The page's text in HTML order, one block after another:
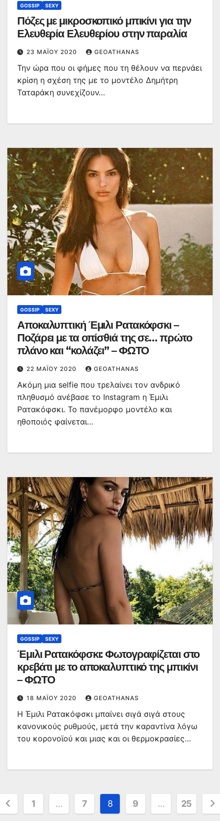
GOSSIP SEXY
Πόζες με μικροσκοπικό μπικίνι για την
Ελευθερία Ελευθερίου στην παραλία
23 ΜΑΪ́ΟΥ 2020 GEOATHANAS
Την ώρα που οι φήμες που τη θέλουν να περνάει
κρίση η σχέση της με το μοντέλο Δημήτρη
Ταταράκη συνεχίζουν…
GOSSIP SEXY
Αποκαλυπτική Έμιλι Ρατακόφσκι –
Ποζάρει με τα οπίσθιά της σε… πρώτο
πλάνο και “κολάζει” – ΦΩΤΟ
22 ΜΑΪ́ΟΥ 2020 GEOATHANAS
Ακόμη μια selfie που τρελαίνει τον ανδρικό
πληθυσμό ανέβασε το Instagram η Έμιλι
Ρατακόφσκι. Το πανέμορφο μοντέλο και
ηθοποιός φαίνεται…
GOSSIP SEXY
Έμιλι Ρατακόφσκι: Φωτογραφίζεται στο
κρεβάτι με το αποκαλυπτικό της μπικίνι
– ΦΩΤΟ
18 ΜΑΪ́ΟΥ 2020 GEOATHANAS
Η Έμιλι Ρατακόφσκι μπαίνει σιγά σιγά στους
κανονικούς ρυθμούς, μετά την καραντίνα λόγω
του κορονοϊού και μιας και οι θερμοκρασίες…
1 … 7 8 9 … 25